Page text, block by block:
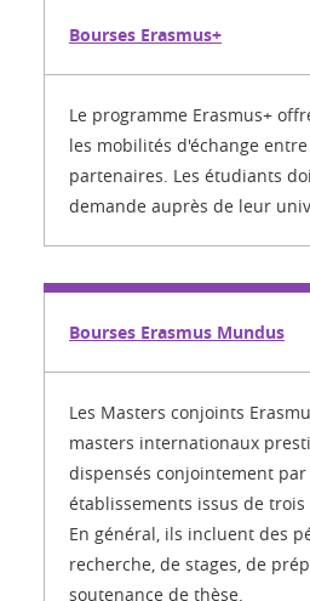
Bourses Erasmus+
Le programme Erasmus+
les mobilités d'échange
partenaires. Les étudiants
demande auprès de leur
Bourses Erasmus Mundus
Les Masters conjoints
masters internationaux
dispensés conjointement
établissements issus de
En général, ils incluent des
recherche, de stages, de
soutenance de thèse.